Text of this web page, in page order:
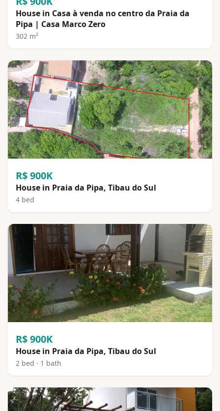
House in Casa à venda no centro da Praia da
Pipa | Casa Marco Zero
302 m²
R$ 900K
House in Praia da Pipa, Tibau do Sul
4 bed
R$ 900K
House in Praia da Pipa, Tibau do Sul
2 bed · 1 bath